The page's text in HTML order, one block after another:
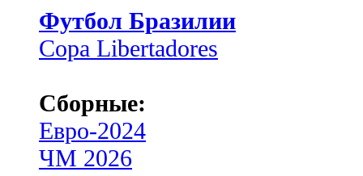
Футбол Бразилии
Copa Libertadores
Сборные:
Евро-2024
ЧМ 2026